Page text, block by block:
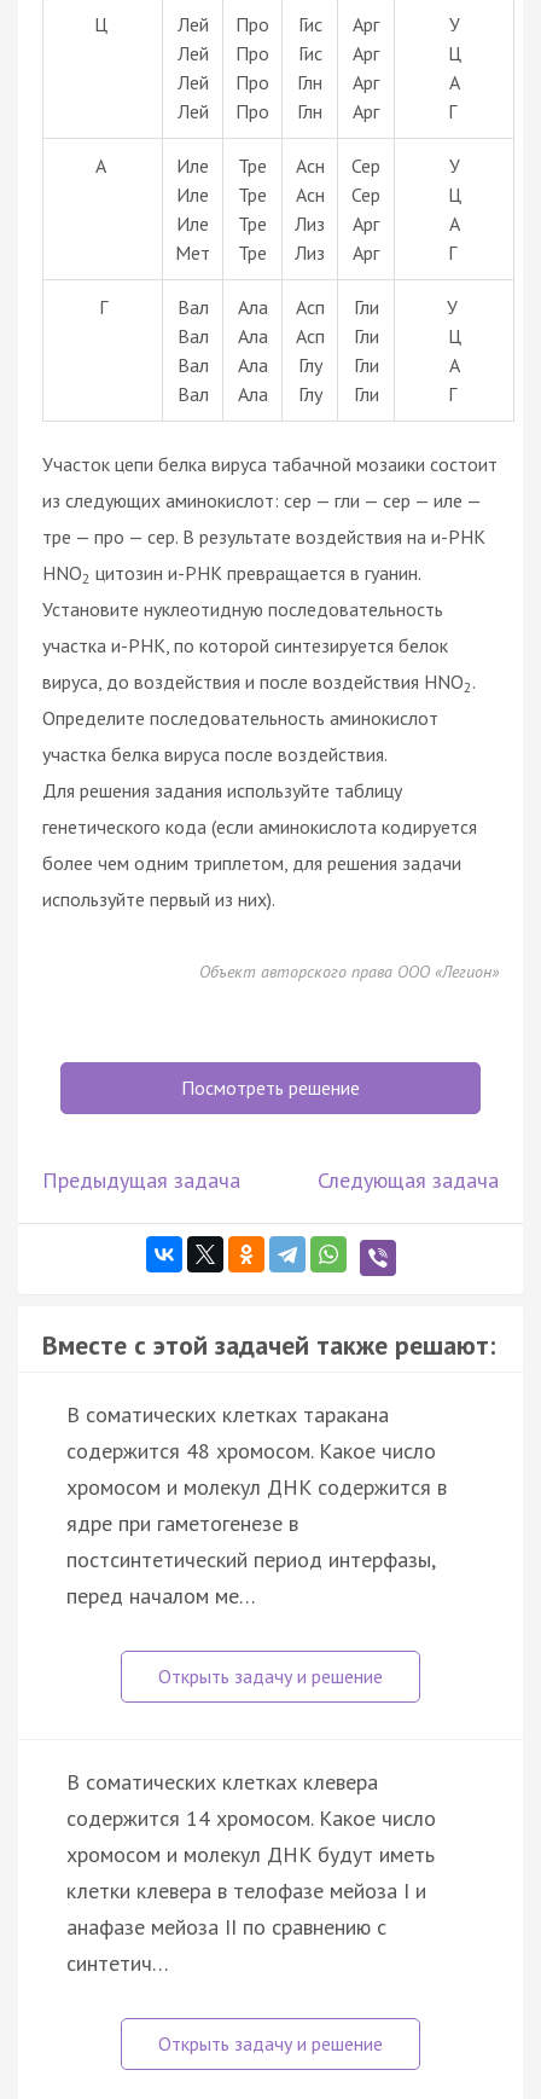
Ц
Лей
Лей
Лей
Лей
Про
Про
Про
Про
Гис
Гис
Глн
Глн
Арг
Арг
Арг
Арг
У
Ц
А
Г
А
Иле
Иле
Иле
Мет
Тре
Тре
Тре
Тре
Асн
Асн
Лиз
Лиз
Сер
Сер
Арг
Арг
У
Ц
А
Г
Г
Вал
Вал
Вал
Вал
Ала
Ала
Ала
Ала
Асп
Асп
Глу
Глу
Гли
Гли
Гли
Гли
У
Ц
А
Г
Участок цепи белка вируса табачной мозаики состоит
из следующих аминокислот: сер — гли — сер — иле —
тре — про — сер. В результате воздействия на и-РНК
HNO2 цитозин и-РНК превращается в гуанин.
Установите нуклеотидную последовательность
участка и-РНК, по которой синтезируется белок
вируса, до воздействия и после воздействия HNO2 .
Определите последовательность аминокислот
участка белка вируса после воздействия.
Для решения задания используйте таблицу
генетического кода (если аминокислота кодируется
более чем одним триплетом, для решения задачи
используйте первый из них).
Объект авторского права ООО «Легион»
Посмотреть решение
Предыдущая задача Следующая задача
Вместе с этой задачей также решают:
В соматических клетках таракана
содержится 48 хромосом. Какое число
хромосом и молекул ДНК содержится в
ядре при гаметогенезе в
постсинтетический период интерфазы,
перед началом ме…
В соматических клетках клевера
содержится 14 хромосом. Какое число
хромосом и молекул ДНК будут иметь
клетки клевера в телофазе мейоза I и
анафазе мейоза II по сравнению с
синтетич…